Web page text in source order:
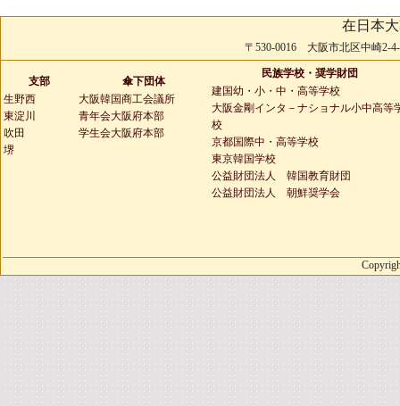
在日本
〒530-0016 大阪市北区中崎2-
支部
生野西
東淀川
吹田
堺
傘下団体
大阪韓国商工会議所
青年会大阪府本部
学生会大阪府本部
民族学校・奨学財団
建国幼・小・中・高等学校
大阪金剛インタ－ナショナル小中高等
校
京都国際中・高等学校
東京韓国学校
公益財団法人 韓国教育財団
公益財団法人 朝鮮奨学会